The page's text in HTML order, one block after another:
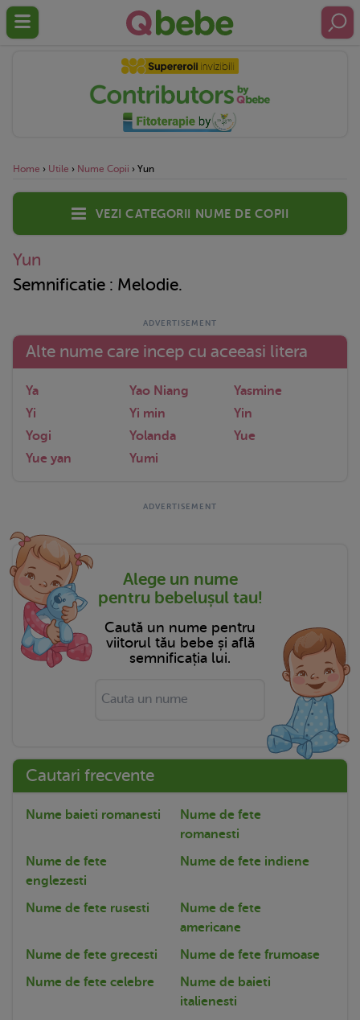
Home › Utile › Nume Copii › Yun
Vezi categorii nume de copii
Yun
Semnificatie : Melodie.
Alte nume care incep cu aceeasi litera
Ya Yao Niang
Yasmine
Yi
Yi min
Yin
Yogi
Yolanda
Yue
Yue yan
Yumi
Alege un nume
pentru bebelușul tau!
Caută un nume pentru
viitorul tău bebe și află
semnificația lui.
Cautari frecvente
Nume baieti romanesti
Nume de fete
romanesti
Nume de fete
englezesti
Nume de fete indiene
Nume de fete rusesti
Nume de fete
americane
Nume de fete grecesti
Nume de fete frumoase
Nume de fete celebre
Nume de baieti
italienesti